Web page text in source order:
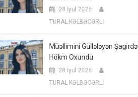
28 İyul 2026
TURAL KƏLBƏCƏRLİ
Müəllimini Güllələyən Şagirdə
Hökm Oxundu
28 İyul 2026
TURAL KƏLBƏCƏRLİ